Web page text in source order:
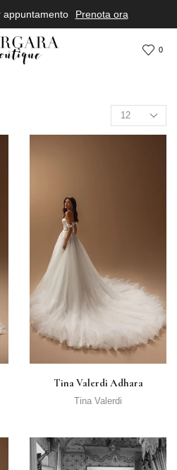
appuntamento Prenota ora
0
Tina Valerdi Adhara
Tina Valerdi